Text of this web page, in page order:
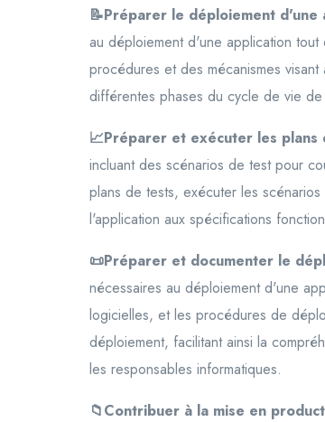
📝Préparer le déploiement d'une
au déploiement d'une application
procédures et des mécanismes
différentes phases du cycle de vie de
📈Préparer et exécuter les
incluant des scénarios de test pour
plans de tests, exécuter les
l'application aux spécifications
📜Préparer et documenter le
nécessaires au déploiement d'une
logicielles, et les procédures de
déploiement, facilitant ainsi la
les responsables informatiques.
📁Contribuer à la mise en